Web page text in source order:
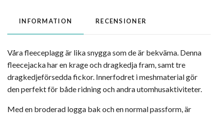
INFORMATION RECENSIONER
Våra fleeceplagg är lika snygga som de är bekväma. Denna
fleecejacka har en krage och dragkedja fram, samt tre
dragkedjeförsedda fickor. Innerfodret i meshmaterial gör
den perfekt för både ridning och andra utomhusaktiviteter.
Med en broderad logga bak och en normal passform, är